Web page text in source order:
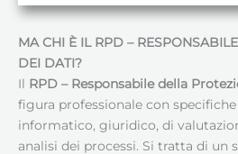
MA CHI È IL RPD –
DEI DATI?
Il RPD – Responsabile della
figura professionale con
informatico, giuridico, di
analisi dei processi. Si tratta di un